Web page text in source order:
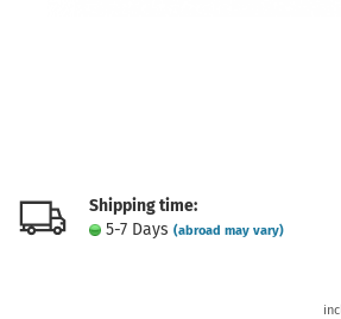
Shipping time:
5-7 Days (abroad may vary)